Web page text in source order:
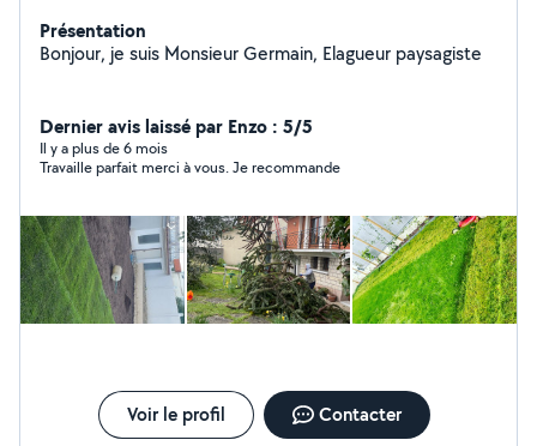
Présentation
Bonjour, je suis Monsieur Germain, Elagueur paysagiste
Dernier avis laissé par Enzo : 5/5
Il y a plus de 6 mois
Travaille parfait merci à vous. Je recommande
Voir le profil Contacter